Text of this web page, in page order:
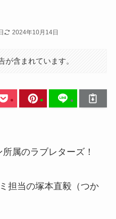
2024年10月14日
が含まれています。
属のラブレターズ！
担当の塚本直毅（つか